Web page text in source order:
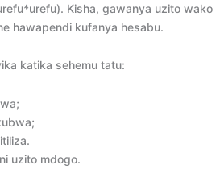
Kisha, gawanya uzito wako
hawapendi kufanya hesabu.
katika sehemu tatu:
uzito mdogo.